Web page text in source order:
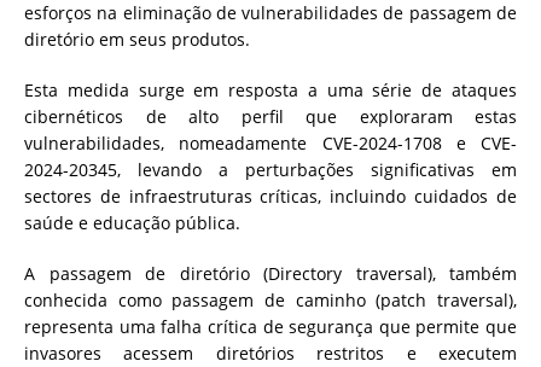
esforços na eliminação de vulnerabilidades de passagem de
diretório em seus produtos.
Esta medida surge em resposta a uma série de ataques
cibernéticos de alto perfil que exploraram estas
vulnerabilidades, nomeadamente CVE-2024-1708e CVE-
2024-20345, levando a perturbações significativas em
sectores de infraestruturas críticas, incluindo cuidados de
saúde e educação pública.
A passagem de diretório (Directory traversal), também
conhecida como passagem de caminho (patch traversal),
representa uma falha crítica de segurança que permite que
invasores acessem diretórios restritos e executem